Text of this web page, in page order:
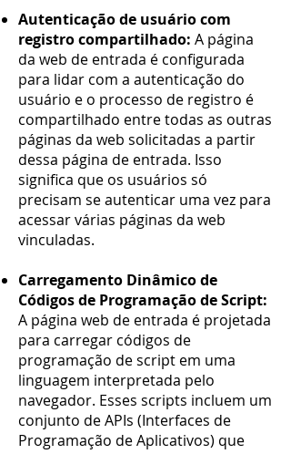
Autenticação de usuário com
registro compartilhado: A página
da web de entrada é configurada
para lidar com a autenticação do
usuário e o processo de registro é
compartilhado entre todas as outras
páginas da web solicitadas a partir
dessa página de entrada. Isso
significa que os usuários só
precisam se autenticar uma vez para
acessar várias páginas da web
vinculadas.
Carregamento Dinâmico de
Códigos de Programação de Script:
A página web de entrada é projetada
para carregar códigos de
programação de script em uma
linguagem interpretada pelo
navegador. Esses scripts incluem um
conjunto de APIs (Interfaces de
Programação de Aplicativos) que